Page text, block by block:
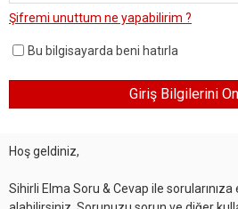
Şifremi unuttum ne yapabilirim ?
Bu bilgisayarda beni hatırla
Hoş geldiniz,
Sihirli Elma Soru & Cevap ile sorularınıza